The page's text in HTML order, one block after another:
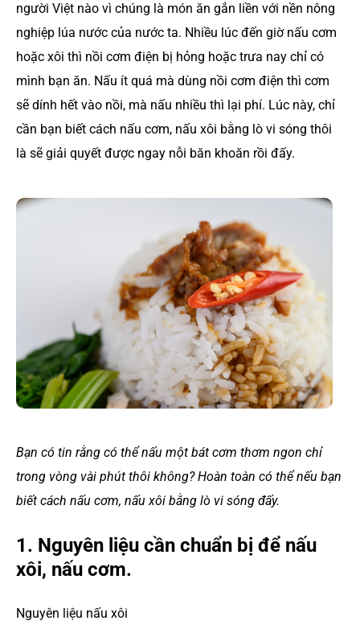
người Việt nào vì chúng là món ăn gắn liền với nền nông
nghiệp lúa nước của nước ta. Nhiều lúc đến giờ nấu cơm
hoặc xôi thì nồi cơm điện bị hỏng hoặc trưa nay chỉ có
mình bạn ăn. Nấu ít quá mà dùng nồi cơm điện thì cơm
sẽ dính hết vào nồi, mà nấu nhiều thì lại phí. Lúc này, chỉ
cần bạn biết cách nấu cơm, nấu xôi bằng lò vi sóng thôi
là sẽ giải quyết được ngay nỗi băn khoăn rồi đấy.
Bạn có tin rằng có thể nấu một bát cơm thơm ngon chỉ
trong vòng vài phút thôi không? Hoàn toàn có thể nếu bạn
biết cách nấu cơm, nấu xôi bằng lò vi sóng đấy.
1. Nguyên liệu cần chuẩn bị để nấu
xôi, nấu cơm.
Nguyên liệu nấu xôi